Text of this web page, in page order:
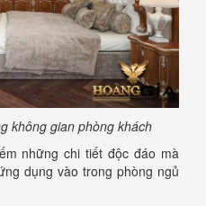
không gian phòng khách
những chi tiết độc đáo mà
dụng vào trong phòng ngủ